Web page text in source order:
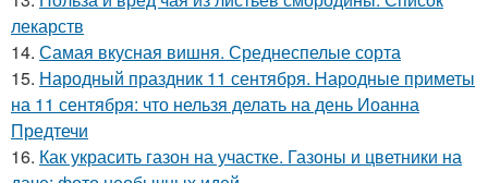
лекарств
14. Самая вкусная вишня. Среднеспелые сорта
15. Народный праздник 11 сентября. Народные приметы
на 11 сентября: что нельзя делать на день Иоанна
Предтечи
16. Как украсить газон на участке. Газоны и цветники на